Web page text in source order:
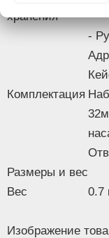
хранения
Комплектация
-
Размеры и вес
Вес
0.7
Изображение